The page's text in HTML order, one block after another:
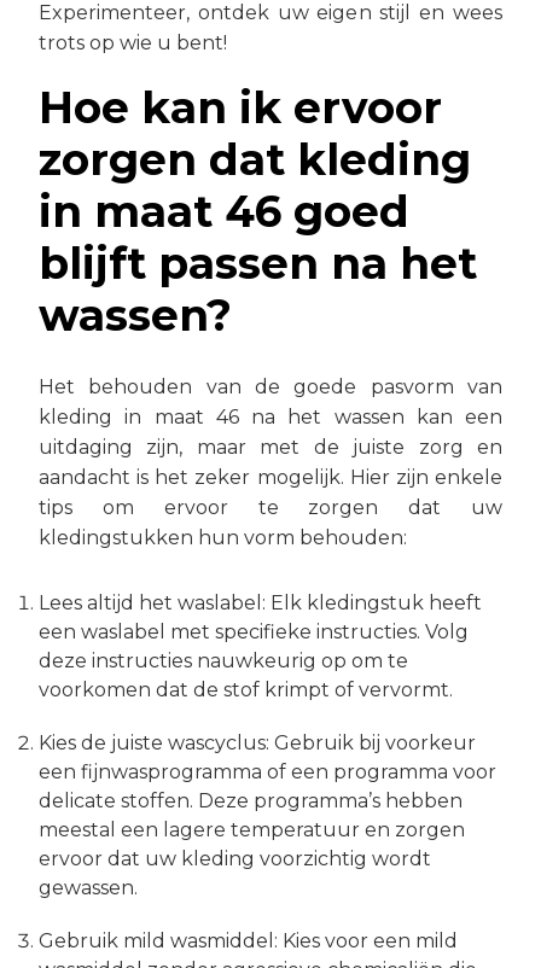
Experimenteer, ontdek uw eigen stijl en wees
trots op wie u bent!
Hoe kan ik ervoor
zorgen dat kleding
in maat 46 goed
blijft passen na het
wassen?
Het behouden van de goede pasvorm van
kleding in maat 46 na het wassen kan een
uitdaging zijn, maar met de juiste zorg en
aandacht is het zeker mogelijk. Hier zijn enkele
tips om ervoor te zorgen dat uw
kledingstukken hun vorm behouden:
Lees altijd het waslabel: Elk kledingstuk heeft
een waslabel met specifieke instructies. Volg
deze instructies nauwkeurig op om te
voorkomen dat de stof krimpt of vervormt.
Kies de juiste wascyclus: Gebruik bij voorkeur
een fijnwasprogramma of een programma voor
delicate stoffen. Deze programma’s hebben
meestal een lagere temperatuur en zorgen
ervoor dat uw kleding voorzichtig wordt
gewassen.
Gebruik mild wasmiddel: Kies voor een mild